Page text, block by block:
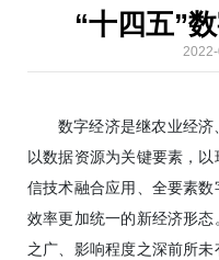
“十四五”
数字经济是继农业经
以数据资源为关键要素，
信技术融合应用、全要素
效率更加统一的新经济形
之广、影响程度之深前所